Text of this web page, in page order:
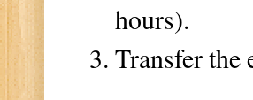
hours).
Transfer the